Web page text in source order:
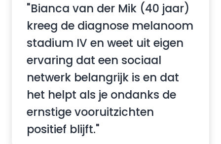
"Bianca van der Mik (40 jaar)
kreeg de diagnose melanoom
stadium IV en weet uit eigen
ervaring dat een sociaal
netwerk belangrijk is en dat
het helpt als je ondanks de
ernstige vooruitzichten
positief blijft."